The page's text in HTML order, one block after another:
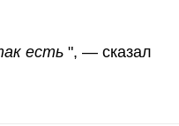
есть ", — сказал